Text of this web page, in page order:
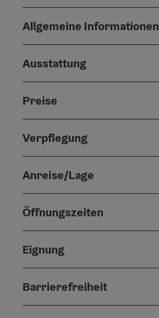
Allgemeine Informationen
Ausstattung
Preise
Verpflegung
Anreise/Lage
Öffnungszeiten
Eignung
Barrierefreiheit